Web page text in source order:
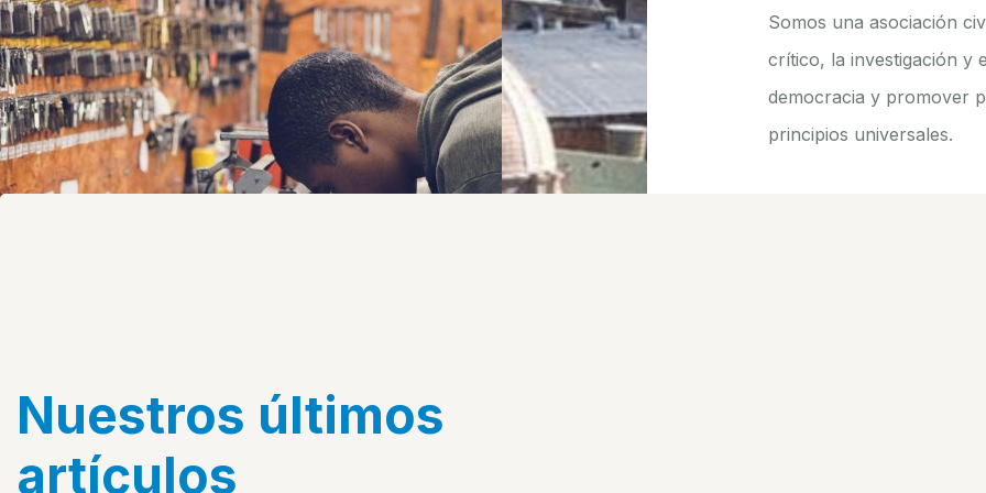
Somos una asociación
crítico, la investigación y
democracia y promover
principios universales.
Nuestros últimos
artículos